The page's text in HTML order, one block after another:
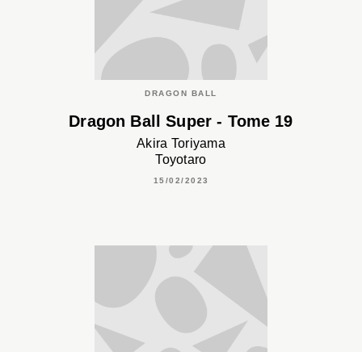
DRAGON BALL
Dragon Ball Super - Tome 19
Akira Toriyama
Toyotaro
15/02/2023